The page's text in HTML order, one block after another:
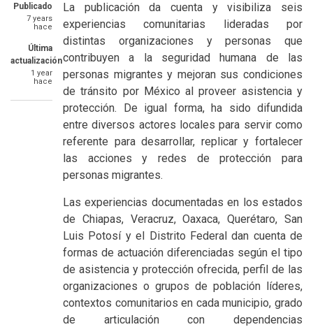
Publicado
7 years
hace
Última
actualización
1 year
hace
SummaryText
La publicación da cuenta y visibiliza seis
experiencias comunitarias lideradas por
distintas organizaciones y personas que
contribuyen a la seguridad humana de las
personas migrantes y mejoran sus condiciones
de tránsito por México al proveer asistencia y
protección. De igual forma, ha sido difundida
entre diversos actores locales para servir como
referente para desarrollar, replicar y fortalecer
las acciones y redes de protección para
personas migrantes.
Las experiencias documentadas en los estados
de Chiapas, Veracruz, Oaxaca, Querétaro, San
Luis Potosí y el Distrito Federal dan cuenta de
formas de actuación diferenciadas según el tipo
de asistencia y protección ofrecida, perfil de las
organizaciones o grupos de población líderes,
contextos comunitarios en cada municipio, grado
de articulación con dependencias